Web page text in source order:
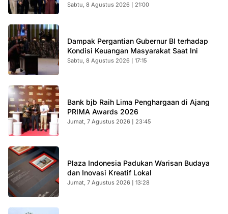
Sabtu, 8 Agustus 2026 | 21:00
Dampak Pergantian Gubernur BI terhadap
Kondisi Keuangan Masyarakat Saat Ini
Sabtu, 8 Agustus 2026 | 17:15
Bank bjb Raih Lima Penghargaan di Ajang
PRIMA Awards 2026
Jumat, 7 Agustus 2026 | 23:45
Plaza Indonesia Padukan Warisan Budaya
dan Inovasi Kreatif Lokal
Jumat, 7 Agustus 2026 | 13:28